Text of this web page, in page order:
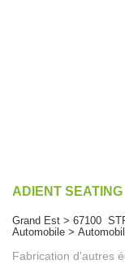
ADIENT SEATING
Grand Est > 67100
Automobile >
Fabrication d'autres